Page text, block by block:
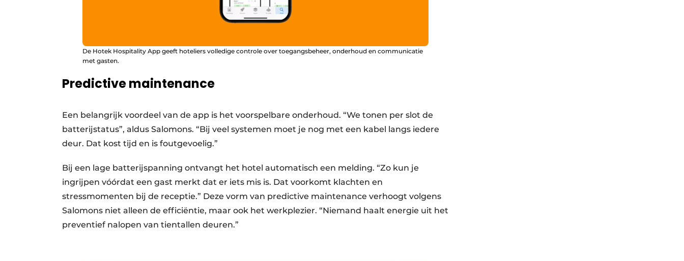
De Hotek Hospitality App geeft hoteliers volledige controle over toegangsbeheer, onderhoud en communicatie
met gasten.
Predictive maintenance
Een belangrijk voordeel van de app is het voorspelbare onderhoud. “We tonen per slot de
batterijstatus”, aldus Salomons. “Bij veel systemen moet je nog met een kabel langs iedere
deur. Dat kost tijd en is foutgevoelig.”
Bij een lage batterijspanning ontvangt het hotel automatisch een melding. “Zo kun je
ingrijpen vóórdat een gast merkt dat er iets mis is. Dat voorkomt klachten en
stressmomenten bij de receptie.” Deze vorm van predictive maintenance verhoogt volgens
Salomons niet alleen de efficiëntie, maar ook het werkplezier. “Niemand haalt energie uit het
preventief nalopen van tientallen deuren.”